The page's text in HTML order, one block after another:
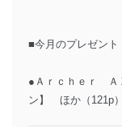
■今月のプレゼント
●Ａｒｃｈｅｒ Ａ
ン】 ほか（121p）